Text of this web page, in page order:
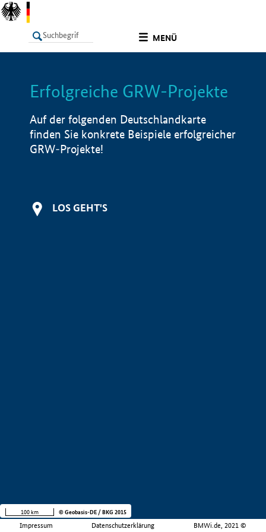
MENÜ
LISTE Info
Erfolgreiche GRW-Projekte
Auf der folgenden Deutschlandkarte
finden Sie konkrete Beispiele erfolgreicher
GRW-Projekte!
LOS GEHT'S
Impressum Datenschutzerklärung BMWi.de, 2021 ©
100 km © Geobasis-DE / BKG 2015